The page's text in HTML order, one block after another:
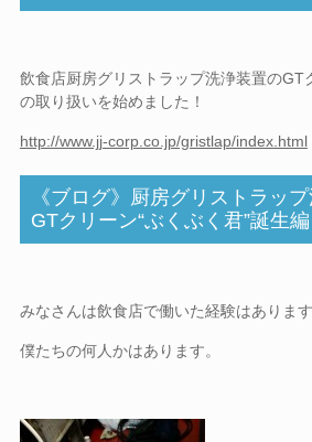
飲食店厨房グリストラップ洗浄装置のGT
の取り扱いを始めました！
http://www.jj-corp.co.jp/gristlap/index.html
《ブログ》厨房グリストラッ
GTクリーン“ぶくぶく君”誕生編
みなさんは飲食店で働いた経験はありま
僕たちの何人かはあります。